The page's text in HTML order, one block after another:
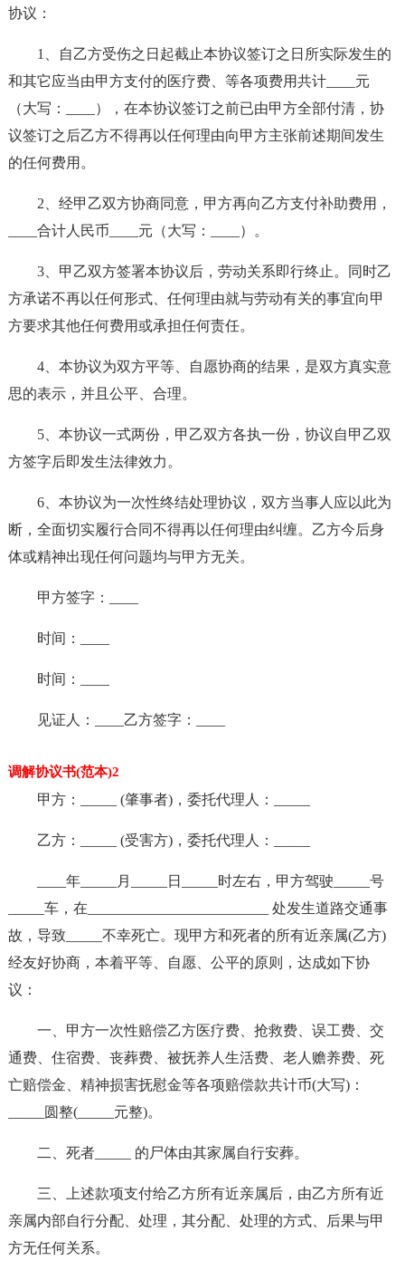
协议：
1、自乙方受伤之日起截止本协议签订之日所实际发生的
和其它应当由甲方支付的医疗费、等各项费用共计____元
（大写：____），在本协议签订之前已由甲方全部付清，协
议签订之后乙方不得再以任何理由向甲方主张前述期间发生
的任何费用。
2、经甲乙双方协商同意，甲方再向乙方支付补助费用，
____合计人民币____元（大写：____）。
3、甲乙双方签署本协议后，劳动关系即行终止。同时乙
方承诺不再以任何形式、任何理由就与劳动有关的事宜向甲
方要求其他任何费用或承担任何责任。
4、本协议为双方平等、自愿协商的结果，是双方真实意
思的表示，并且公平、合理。
5、本协议一式两份，甲乙双方各执一份，协议自甲乙双
方签字后即发生法律效力。
6、本协议为一次性终结处理协议，双方当事人应以此为
断，全面切实履行合同不得再以任何理由纠缠。乙方今后身
体或精神出现任何问题均与甲方无关。
甲方签字：____
时间：____
时间：____
见证人：____乙方签字：____
调解协议书(范本)2
甲方：_____ (肇事者)，委托代理人：_____
乙方：_____ (受害方)，委托代理人：_____
____年_____月_____日_____时左右，甲方驾驶_____号
_____车，在_________________________ 处发生道路交通事
故，导致_____不幸死亡。现甲方和死者的所有近亲属(乙方)
经友好协商，本着平等、自愿、公平的原则，达成如下协
议：
一、甲方一次性赔偿乙方医疗费、抢救费、误工费、交
通费、住宿费、丧葬费、被抚养人生活费、老人赡养费、死
亡赔偿金、精神损害抚慰金等各项赔偿款共计币(大写)：
_____圆整(_____元整)。
二、死者_____ 的尸体由其家属自行安葬。
三、上述款项支付给乙方所有近亲属后，由乙方所有近
亲属内部自行分配、处理，其分配、处理的方式、后果与甲
方无任何关系。